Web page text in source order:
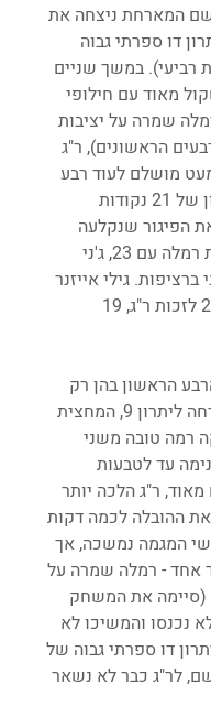
שם המארחת ניצחה את
דו ספרתי גבוה
רביעי). במשך שניים
מאוד עם חילופי
שמרה על יציבות
בדיוק בכל אחד מ-3 הרבעים הראשונים), ר"ג
מושלם לעוד רבע
חלש, ובסופו של דבר גם רבע אחרון של 21 נקודות
הפיגור שנקלעה
אליו. דניאל רבר הובילה את קלעיות רמלה עם 23, ג'ני
שני ברציפות. גילי אייזנר
הראשון בהן רק
רמלה הייתה מאופסת בהתקפה וברחה ליתרון 9, המחצית
רמה טובה משני
עד לטבעות
ר"ג הלכה יותר
ההובלה לכמה דקות
המגמה נמשכה, אך
אחד - רמלה שמרה על
(סיימה את המשחק
לא נכנסו והמשיכו לא
דו ספרתי גבוה של
לר"ג כבר לא נשאר